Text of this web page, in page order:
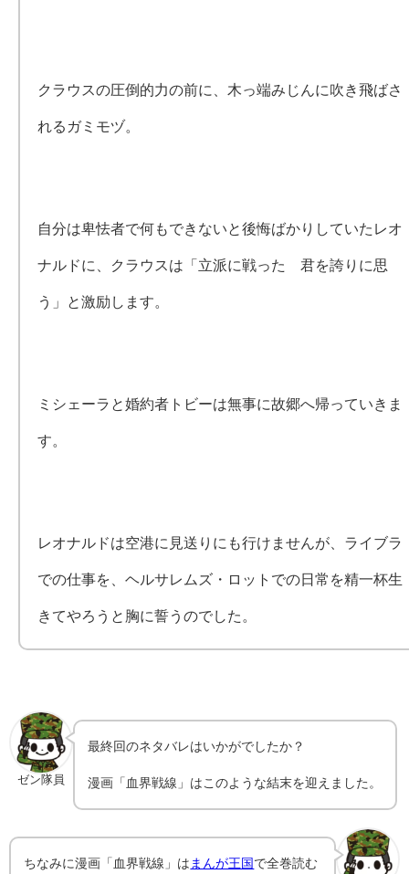
クラウスの圧倒的力の前に、木っ端みじんに吹き飛ばさ
れるガミモヅ。
自分は卑怯者で何もできないと後悔ばかりしていたレオ
ナルドに、クラウスは「立派に戦った 君を誇りに思
う」と激励します。
ミシェーラと婚約者トビーは無事に故郷へ帰っていきま
す。
レオナルドは空港に見送りにも行けませんが、ライブラ
での仕事を、ヘルサレムズ・ロットでの日常を精一杯生
きてやろうと胸に誓うのでした。
ゼン隊員
最終回のネタバレはいかがでしたか？
漫画「 血界戦線 」はこのような結末を迎えました。
ちなみに漫画「 血界戦線 」は まんが王国 で全巻読む